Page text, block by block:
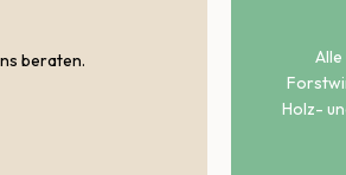
beraten.
Holz-